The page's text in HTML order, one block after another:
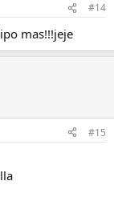
#14
mas!!!jeje
#15